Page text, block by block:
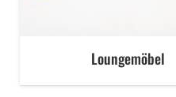
Loungemöbel